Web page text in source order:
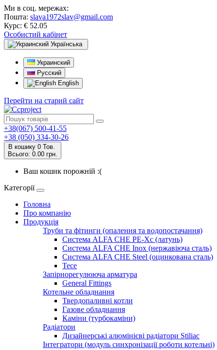
Ми в соц. мережах:
Пошта: slava1972slav@gmail.com
Курс: € 52.05
Особистий кабінет
Українська
Украинский
Русский
English
Перейти на старий сайт
+38(067) 500-41-55
+38 (050) 334-30-26
В кошику 0 Тов.
Всього: 0.00 грн.
Ваш кошик порожній :(
Категорії
Головна
Про компанію
Продукція
Труби та фітинги (опалення та водопостачання)
Система ALFA CHE PE-Xc (латунь)
Система ALFA CHE Inox (нержавіюча сталь)
Система ALFA CHE Steel (оцинкована сталь)
Tece
Запірнорегулююча арматура
General Fittings
Котельне обладнання
Твердопаливні котли
Газове обладнання
Каміни (турбокаміни)
Радіатори
Дизайнерські алюмінієві радіатори Stiliac
Інтегратори (модуль синхронізації роботи котельні)